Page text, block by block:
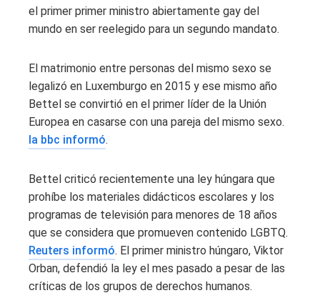
el primer primer ministro abiertamente gay del
mundo en ser reelegido para un segundo mandato.
El matrimonio entre personas del mismo sexo se
legalizó en Luxemburgo en 2015 y ese mismo año
Bettel se convirtió en el primer líder de la Unión
Europea en casarse con una pareja del mismo sexo.
la bbc informó.
Bettel criticó recientemente una ley húngara que
prohíbe los materiales didácticos escolares y los
programas de televisión para menores de 18 años
que se considera que promueven contenido LGBTQ.
Reuters informó. El primer ministro húngaro, Viktor
Orban, defendió la ley el mes pasado a pesar de las
críticas de los grupos de derechos humanos.